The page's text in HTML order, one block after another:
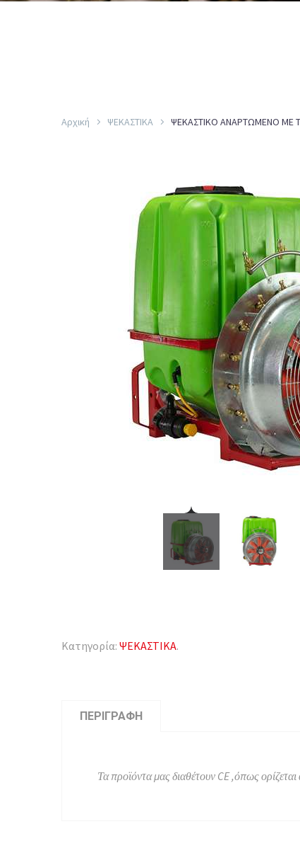
Αρχική ΨΕΚΑΣΤΙΚΑ ΨΕΚΑΣΤΙΚΟ ΑΝΑΡΤΩΜΕΝΟ ΜΕ
Κατηγορία: ΨΕΚΑΣΤΙΚΑ.
ΠΕΡΙΓΡΑΦΉ
Τα προϊόντα μας διαθέτουν CE ,όπως